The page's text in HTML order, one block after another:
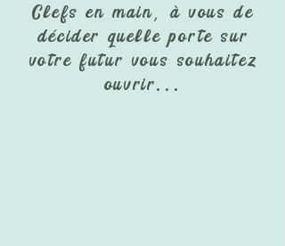
Clefs en main, à vous de
décider quelle porte sur
votre futur vous souhaitez
ouvrir...